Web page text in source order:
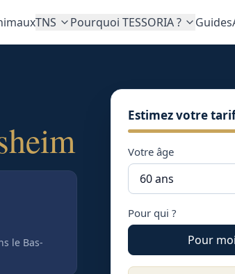
TNS Pourquoi TESSORIA ? Guides
le Bas-
Estimez votre
Votre âge
Pour qui ?
Pour moi